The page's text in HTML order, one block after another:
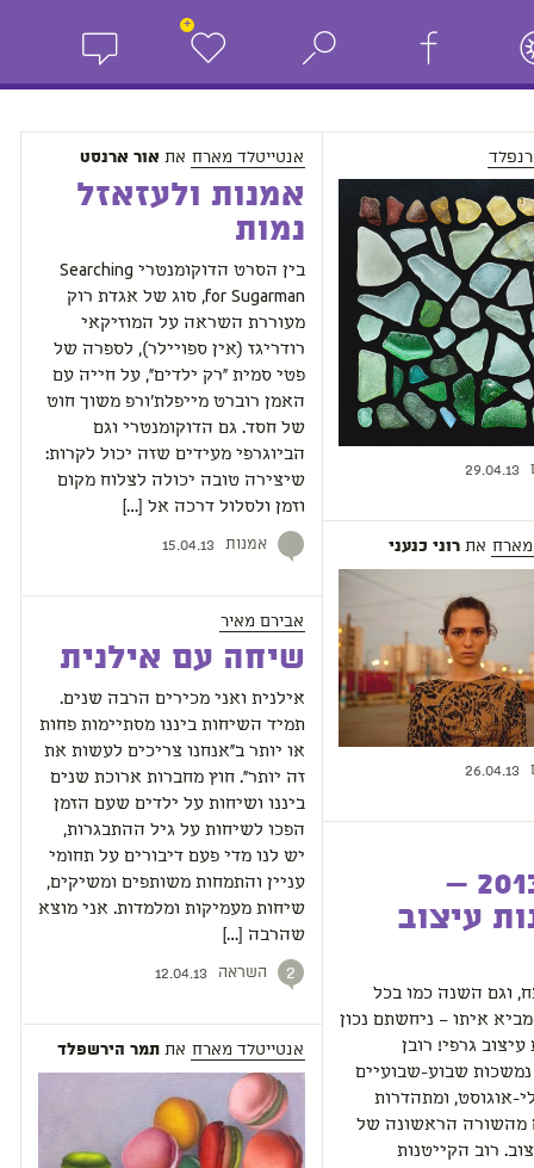
+
29.04.13
מארח את רוני כנעני
26.04.13
קיץ 2013 –
עיצוב
וגם השנה כמו בכל
איתו – ניחשתם נכון
עיצוב גרפי! רובן
נמשכות שבוע-שבועיים
אוגוסט, ומתהדרות
מהשורה הראשונה של
רוב הקייטנות
אנטייטלד מארח את אור ארנסט
אמנות ולעזאזל
נמות
בין הסרט הדוקומנטרי Searching
for Sugarman, סוג של אגדת רוק
מעוררת השראה על המוזיקאי
רודריגז (אין ספויילר), לספרה של
פטי סמית "רק ילדים", על חייה עם
האמן רוברט מייפלת'ורפ משוך חוט
של חסד. גם הדוקומנטרי וגם
הביוגרפי מעידים שזה יכול לקרות:
שיצירה טובה יכולה לצלוח מקום
וזמן ולסלול דרכה אל […]
אמנות 15.04.13
אבירם מאיר
שיחה עם אילנית
אילנית ואני מכירים הרבה שנים.
תמיד השיחות ביננו מסתיימות פחות
או יותר ב"אנחנו צריכים לעשות את
זה יותר". חוץ מחברות ארוכת שנים
ביננו ושיחות על ילדים שעם הזמן
הפכו לשיחות על גיל ההתבגרות,
יש לנו מדי פעם דיבורים על תחומי
עניין והתמחות משותפים ומשיקים,
שיחות מעמיקות ומלמדות. אני מוצא
שהרבה […]
2 השראה 12.04.13
אנטייטלד מארח את תמר הירשפלד